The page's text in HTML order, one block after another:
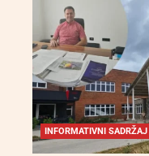
INFORMATIVNI SADRŽAJ